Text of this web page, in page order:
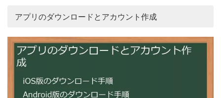
アプリのダウンロードとアカウント作成